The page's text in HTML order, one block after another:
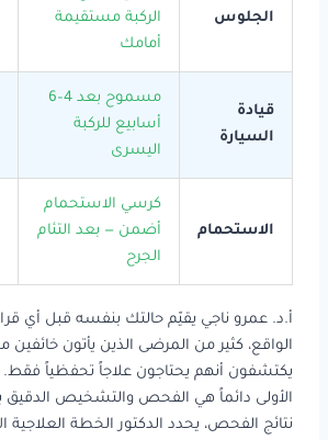
الجلوس
الركبة مستقيمة
أمامك
قيادة
السيارة
مسموح بعد 4–6
أسابيع للركبة
اليسرى
الاستحمام
كرسي الاستحمام
أضمن — بعد التئام
الجرح
أ.د. عمرو ناجي يقيّم حالتك بنفسه قبل أي
الواقع، كثير من المرضى الذين يأتون خائفين
يكتشفون أنهم يحتاجون علاجاً تحفظياً فقط.
الأولى دائماً هي الفحص والتشخيص الدقيق
نتائج الفحص، يحدد الدكتور الخطة العلاجية